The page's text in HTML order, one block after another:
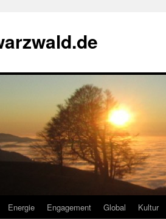
Energie Engagement Global Kultur